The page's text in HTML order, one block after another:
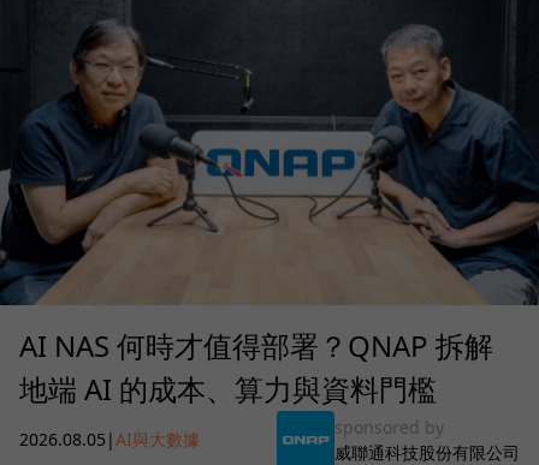
AI NAS 何時才值得部署？QNAP 拆解
地端 AI 的成本、算力與資料門檻
2026.08.05 |AI與大數據
sponsored by
威聯通科技股份有限公司